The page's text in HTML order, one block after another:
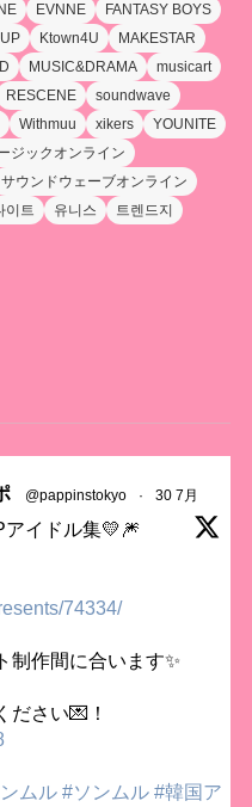
EVNNE
FANTASY BOYS
Ktown4U
MAKESTAR
MUSIC&DRAMA
musicart
RESCENE
soundwave
Withmuu xikers
YOUNITE
ジックオンライン
サウンドウェーブオンライン
이트 유니스
트렌드지
@pappinstokyo · 30 7月
イドル集💛🎆
74334/
制作間に合います✨
ださい💌！
ムル #ソンムル #韓国ア